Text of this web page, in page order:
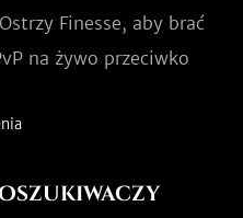
Finesse, aby brać
na żywo przeciwko